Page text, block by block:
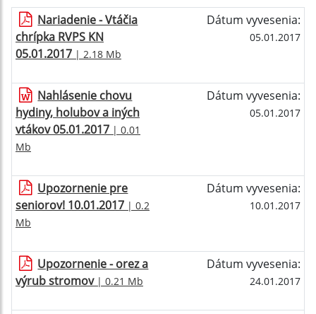
Nariadenie - Vtáčia
chrípka RVPS KN
05.01.2017 | 2.18 Mb
Dátum vyvesenia:
05.01.2017
Nahlásenie chovu
hydiny, holubov a iných
vtákov 05.01.2017 | 0.01
Mb
Dátum vyvesenia:
05.01.2017
Upozornenie pre
seniorov! 10.01.2017 | 0.2
Mb
Dátum vyvesenia:
10.01.2017
Upozornenie - orez a
výrub stromov| 0.21 Mb
Dátum vyvesenia:
24.01.2017